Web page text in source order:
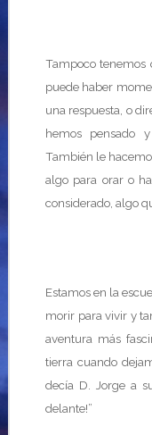
Tampoco tenemos
puede haber
una respuesta, o
hemos pensado
También le
algo para orar o
considerado, algo
Estamos en la
morir para vivir y
aventura más
tierra cuando
decía D. Jorge a
delante!”